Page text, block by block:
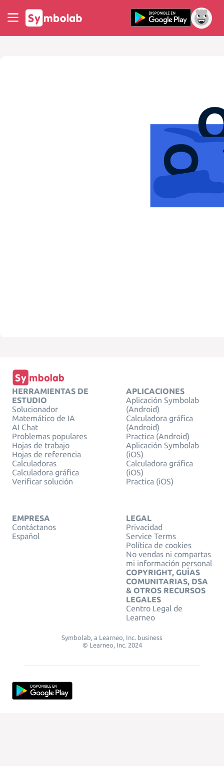
HERRAMIENTAS DE
ESTUDIO
Solucionador
Matemático de IA
AI Chat
Problemas populares
Hojas de trabajo
Hojas de referencia
Calculadoras
Calculadora gráfica
Verificar solución
APLICACIONES
Aplicación Symbolab
(Android)
Calculadora gráfica
(Android)
Practica (Android)
Aplicación Symbolab
(iOS)
Calculadora gráfica
(iOS)
Practica (iOS)
EMPRESA
Contáctanos
Español
LEGAL
Privacidad
Service Terms
Política de cookies
No vendas ni compartas
mi información personal
COPYRIGHT, GUÍAS
COMUNITARIAS, DSA
& OTROS RECURSOS
LEGALES
Centro Legal de
Learneo
Symbolab, a Learneo, Inc. business
© Learneo, Inc. 2024